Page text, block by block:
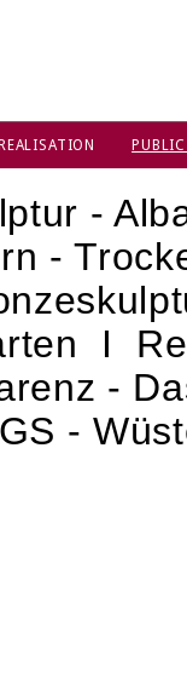
REALISATION
-
-
I
-
-